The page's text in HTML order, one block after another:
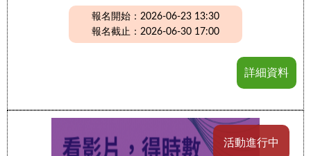
報名開始：2026-06-23 13:30
報名截止：2026-06-30 17:00
詳細資料
活動進行中